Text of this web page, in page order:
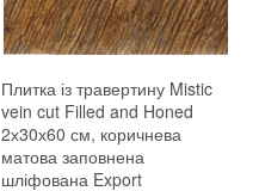
Плитка із травертину Mistic
vein cut Filled and Honed
2х30х60 см, коричнева
матова заповнена
шліфована Export